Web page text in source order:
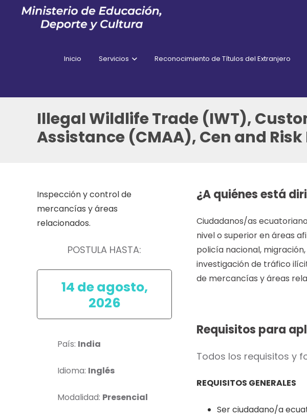
Inicio Servicios Reconocimiento de Títulos del Extranjero
Illegal Wildlife Trade (IWT),
Assistance (CMAA), Cen and
Inspección y control de
mercancías y áreas
relacionados.
POSTULA HASTA:
14 de agosto,
2026
País: India
Idioma: Inglés
Modalidad: Presencial
¿A quiénes está
Ciudadanos/as
nivel o superior en áreas
policía nacional,
investigación de tráfico
de mercancías y áreas
Requisitos para
Todos los requisitos y
REQUISITOS GENERALES
Ser ciudadano/a